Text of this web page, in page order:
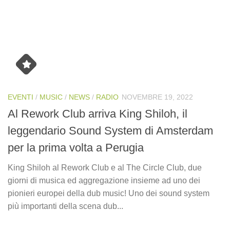
EVENTI / MUSIC / NEWS / RADIO NOVEMBRE 19, 2022
Al Rework Club arriva King Shiloh, il
leggendario Sound System di Amsterdam
per la prima volta a Perugia
King Shiloh al Rework Club e al The Circle Club, due
giorni di musica ed aggregazione insieme ad uno dei
pionieri europei della dub music! Uno dei sound system
più importanti della scena dub...